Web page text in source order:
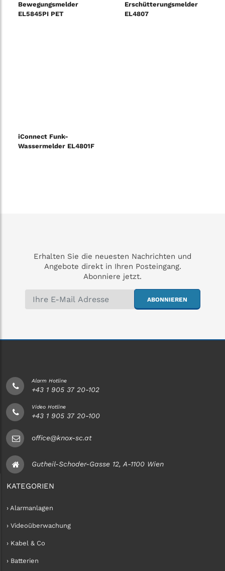
Bewegungsmelder
EL5845PI PET
Erschütterungsmelder
EL4807
iConnect Funk-
Wassermelder EL4801F
Erhalten Sie die neuesten Nachrichten und
Angebote direkt in Ihren Posteingang.
Abonniere jetzt.
ABONNIEREN
Alarm Hotline
+43 1 905 37 20-102
Video Hotline
+43 1 905 37 20-100
office@knox-sc.at
Gutheil-Schoder-Gasse 12, A-1100 Wien
KATEGORIEN
› Alarmanlagen
› Videoüberwachung
› Kabel & Co
› Batterien